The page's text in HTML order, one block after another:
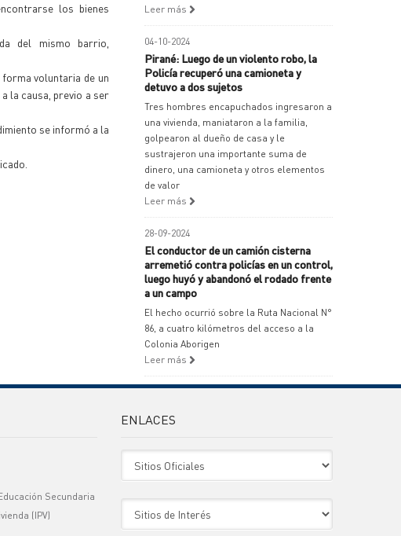
los bienes
del mismo barrio,
voluntaria de un
la causa, previo a ser
se informó a la
Leer más
04-10-2024
Pirané: Luego de un violento robo, la
Policía recuperó una camioneta y
detuvo a dos sujetos
Tres hombres encapuchados ingresaron a
una vivienda, maniataron a la familia,
golpearon al dueño de casa y le
sustrajeron una importante suma de
dinero, una camioneta y otros elementos
de valor
Leer más
28-09-2024
El conductor de un camión cisterna
arremetió contra policías en un control,
luego huyó y abandonó el rodado frente
a un campo
El hecho ocurrió sobre la Ruta Nacional N°
86, a cuatro kilómetros del acceso a la
Colonia Aborigen
Leer más
Secundaria
(IPV)
ENLACES